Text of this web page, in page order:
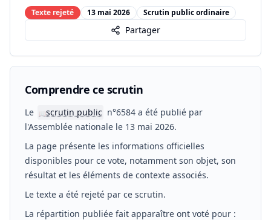
Texte rejeté 13 mai 2026 Scrutin public ordinaire
Partager
Comprendre ce scrutin
Le 📖scrutin public n°6584 a été publié par
l'Assemblée nationale le 13 mai 2026.
La page présente les informations officielles
disponibles pour ce vote, notamment son objet, son
résultat et les éléments de contexte associés.
Le texte a été rejeté par ce scrutin.
La répartition publiée fait apparaître ont voté pour :